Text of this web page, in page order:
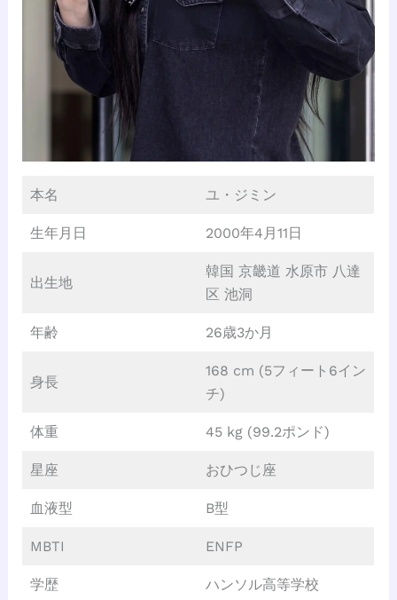
本名 ユ・ジミン
生年月日 2000年4月11日
出生地
韓国 京畿道 水原市 八達
区 池洞
年齢 26歳3か月
身長
168 cm (5フィート6イン
チ)
体重 45 kg (99.2ポンド)
星座 おひつじ座
血液型 B型
MBTI ENFP
学歴 ハンソル高等学校